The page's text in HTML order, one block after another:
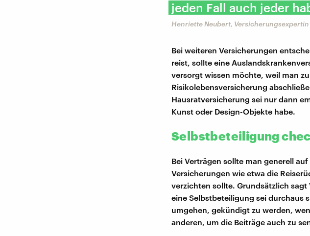
jeden Fall auch jeder
Henriette Neubert,
Bei weiteren Versicherungen
reist, sollte eine
versorgt wissen möchte, weil man
Risikolebensversicherung
Hausratversicherung sei nur dann
Kunst oder Design-Objekte habe.
Selbstbeteiligung
Bei Verträgen sollte man generell
Versicherungen wie etwa die
verzichten sollte. Grundsätzlich
eine Selbstbeteiligung sei durchaus
umgehen, gekündigt zu werden,
anderen, um die Beiträge auch zu